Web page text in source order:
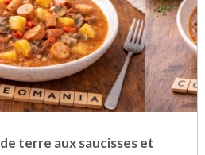
terre aux saucisses et